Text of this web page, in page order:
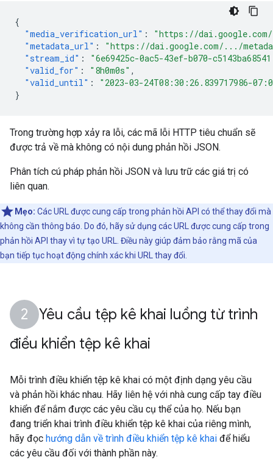
{
"media_verification_url" :
"https://
"metadata_url" :
"https://dai.google.com/.../
"stream_id" :
"6e69425c-0ac5-43ef-b070-
"valid_for" : "8h0m0s" ,
"valid_until" :
"2023-03-24T08:30:26.839717986-
}
Trong trường hợp xảy ra lỗi, các mã lỗi HTTP tiêu chuẩn sẽ
được trả về mà không có nội dung phản hồi JSON.
Phân tích cú pháp phản hồi JSON và lưu trữ các giá trị có
liên quan.
Mẹo: Các URL được cung cấp trong phản hồi API có thể thay đổi mà
không cần thông báo. Do đó, hãy sử dụng các URL được cung cấp trong
phản hồi API thay vì tự tạo URL. Điều này giúp đảm bảo rằng mã của
bạn tiếp tục hoạt động chính xác khi URL thay đổi.
Yêu cầu tệp kê khai luồng từ trình
điều khiển tệp kê khai
Mỗi trình điều khiển tệp kê khai có một định dạng yêu cầu
và phản hồi khác nhau. Hãy liên hệ với nhà cung cấp tay điều
khiển để nắm được các yêu cầu cụ thể của họ. Nếu bạn
đang triển khai trình điều khiển tệp kê khai của riêng mình,
hãy đọc hướng dẫn về trình điều khiển tệp kê khai để hiểu
các yêu cầu đối với thành phần này.